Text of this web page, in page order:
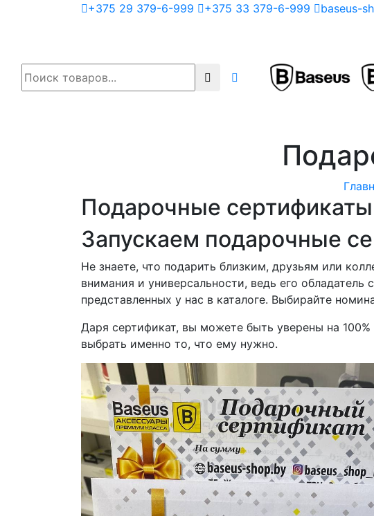
+375 29 379-6-999 +375 33 379-6-999 baseus-
Подарочные сертификаты
Запускаем подарочные
Не знаете, что подарить близким, друзьям или
внимания и универсальности, ведь его
представленных у нас в каталоге. Выбирайте
Даря сертификат, вы можете быть уверены на
выбрать именно то, что ему нужно.